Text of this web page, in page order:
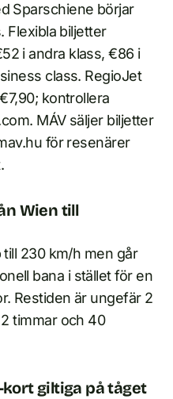
Sparschiene börjar
Flexibla biljetter
i andra klass, €86 i
class. RegioJet
kontrollera
MÁV säljer biljetter
för resenärer
Wien till
till 230 km/h men går
bana i stället för en
Restiden är ungefär 2
timmar och 40
giltiga på tåget